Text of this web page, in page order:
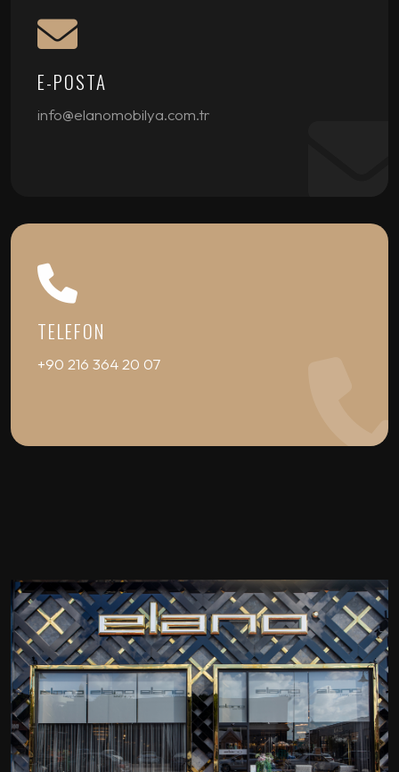
E-POSTA
info@elanomobilya.com.tr
TELEFON
+90 216 364 20 07